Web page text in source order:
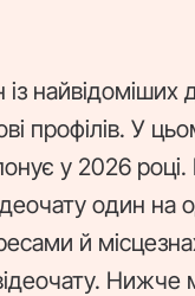
найвідоміших
профілів. У
у 2026 році.
один на
й